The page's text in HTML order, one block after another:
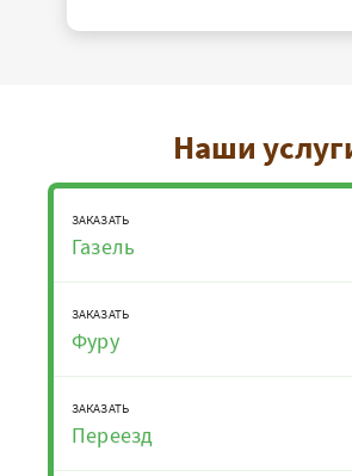
Наши
ЗАКАЗАТЬ
Газель
ЗАКАЗАТЬ
Фуру
ЗАКАЗАТЬ
Переезд